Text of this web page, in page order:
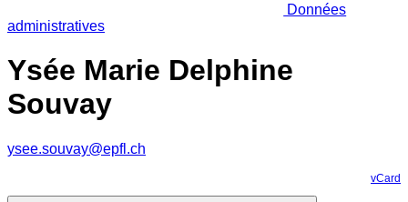
Données
administratives
Ysée Marie Delphine
Souvay
ysee.souvay@epfl.ch
vCard